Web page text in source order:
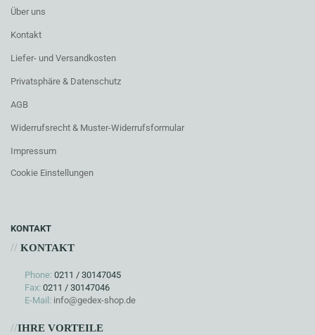
Über uns
Kontakt
Liefer- und Versandkosten
Privatsphäre & Datenschutz
AGB
Widerrufsrecht & Muster-Widerrufsformular
Impressum
Cookie Einstellungen
KONTAKT
// KONTAKT
Phone: 0211 / 30147045
Fax: 0211 / 30147046
E-Mail: info@gedex-shop.de
//IHRE VORTEILE